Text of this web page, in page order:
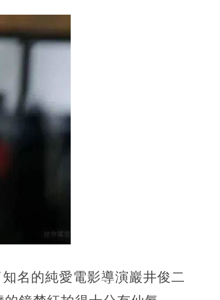
名的純愛電影導演巖井俊二